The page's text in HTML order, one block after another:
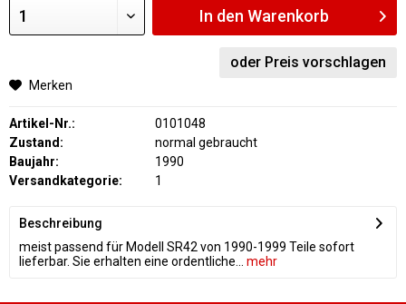
In den Warenkorb
oder Preis vorschlagen
Merken
Artikel-Nr.:
0101048
Zustand:
normal gebraucht
Baujahr:
1990
Versandkategorie:
1
Beschreibung
meist passend für Modell SR42 von 1990-1999 Teile sofort
lieferbar. Sie erhalten eine ordentliche...
mehr